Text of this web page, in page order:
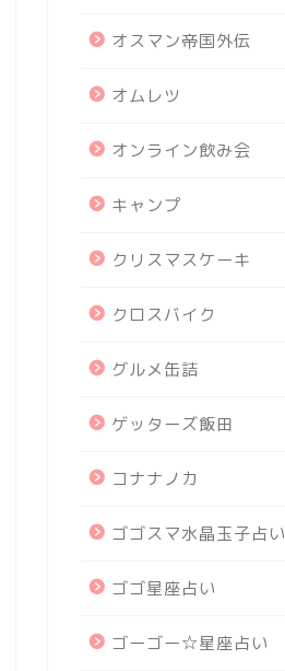
オスマン帝国外伝
オムレツ
オンライン飲み会
キャンプ
クリスマスケーキ
クロスバイク
グルメ缶詰
ゲッターズ飯田
コナナノカ
ゴゴスマ水晶玉子占い
ゴゴ星座占い
ゴーゴー☆星座占い